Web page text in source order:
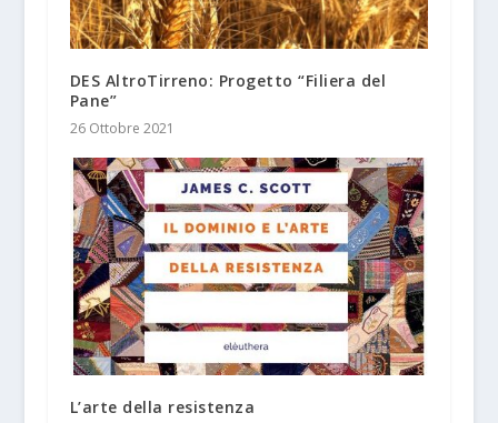
DES AltroTirreno: Progetto “Filiera del
Pane”
26 Ottobre 2021
L’arte della resistenza